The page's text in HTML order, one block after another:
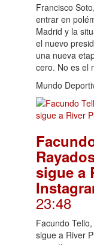
Francisco
entrar en
Madrid y la
el nuevo
una nueva
cero. No es el
Mundo
sigue a
23:48
Facundo
sigue a River